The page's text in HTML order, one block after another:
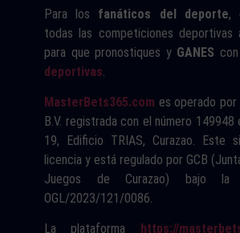
Para los fanáticos del deporte,
todas las competiciones deportivas
para que pronostiques y GANES
deportivas
MasterBets365.com es operado por
B.V. registrada con el número 149948
19, Edificio TRIAS, Curazao. Este
licencia y está regulado por GCB
Juegos de Curazao) bajo la
OGL/2023/121/0086.
La plataforma https://